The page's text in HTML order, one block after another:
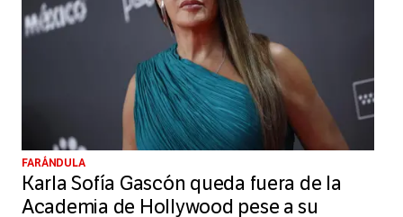
FARÁNDULA
Karla Sofía Gascón queda fuera de la
Academia de Hollywood pese a su